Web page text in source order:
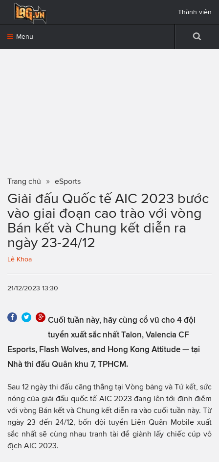
Menu
Thành viên
Trang chủ eSports
Giải đấu Quốc tế AIC 2023 bước
vào giai đoạn cao trào với vòng
Bán kết và Chung kết diễn ra
ngày 23-24/12
Lê Khoa
21/12/2023 13:30
Cuối tuần này, hãy cùng cổ vũ cho 4 đội
tuyển xuất sắc nhất Talon, Valencia CF
Esports, Flash Wolves, and Hong Kong Attitude — tại
Nhà thi đấu Quân khu 7, TPHCM.
Sau 12 ngày thi đấu căng thẳng tại Vòng bảng và Tứ kết, sức
nóng của giải đấu quốc tế AIC 2023 đang lên tới đỉnh điểm
với vòng Bán kết và Chung kết diễn ra vào cuối tuần này. Từ
ngày 23 đến 24/12, bốn đội tuyển Liên Quân Mobile xuất
sắc nhất sẽ cùng nhau tranh tài để giành lấy chiếc cúp vô
địch AIC 2023.